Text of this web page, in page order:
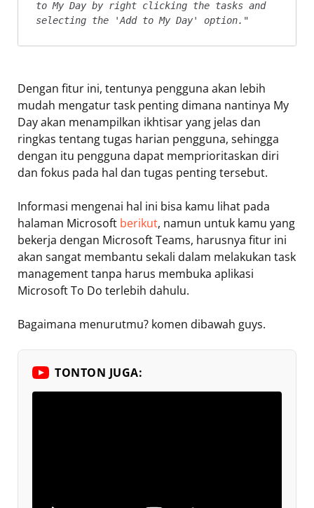
to My Day by right clicking the tasks and
selecting the 'Add to My Day' option. "
Dengan fitur ini, tentunya pengguna akan lebih
mudah mengatur task penting dimana nantinya My
Day akan menampilkan ikhtisar yang jelas dan
ringkas tentang tugas harian pengguna, sehingga
dengan itu pengguna dapat memprioritaskan diri
dan fokus pada hal dan tugas penting tersebut.
Informasi mengenai hal ini bisa kamu lihat pada
halaman Microsoft berikut, namun untuk kamu yang
bekerja dengan Microsoft Teams, harusnya fitur ini
akan sangat membantu sekali dalam melakukan task
management tanpa harus membuka aplikasi
Microsoft To Do terlebih dahulu.
Bagaimana menurutmu? komen dibawah guys.
TONTON JUGA: